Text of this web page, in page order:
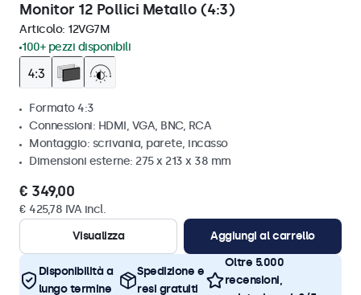
Monitor 12 Pollici Metallo (4:3)
Articolo: 12VG7M
100+ pezzi disponibili
Formato 4:3
Connessioni: HDMI, VGA, BNC, RCA
Montaggio: scrivania, parete, incasso
Dimensioni esterne: 275 x 213 x 38 mm
€ 349,00
€ 425,78 IVA incl.
Visualizza
Aggiungi al carrello
Disponibilità a
lungo termine
Spedizione e
resi gratuiti
Oltre 5.000
recensioni,